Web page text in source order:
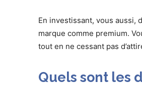
En investissant, vous aussi,
marque comme premium.
tout en ne cessant pas
Quels sont les